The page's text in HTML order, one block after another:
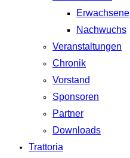
Erwachsene
Nachwuchs
Veranstaltungen
Chronik
Vorstand
Sponsoren
Partner
Downloads
Trattoria